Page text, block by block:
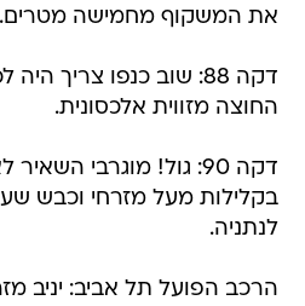
את המשקוף מחמישה מטרים.
דקה 88: שוב כנפו צריך
החוצה מזווית אלכסונית.
דקה 90: גול! מוגרבי
לנתניה.
הרכב הפועל תל אביב: יניב